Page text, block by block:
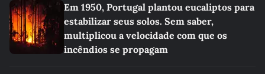
Em 1950, Portugal plantou eucaliptos para
estabilizar seus solos. Sem saber,
multiplicou a velocidade com que os
incêndios se propagam